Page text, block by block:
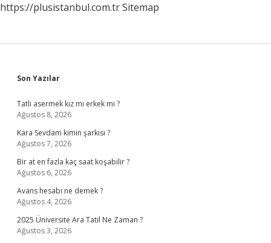
https://plusistanbul.com.trSitemap
Sidebar
Son Yazılar
Tatli asermek kız mı erkek mi ?
Ağustos 8, 2026
Kara Sevdam kimin şarkısı ?
Ağustos 7, 2026
Bir at en fazla kaç saat koşabilir ?
Ağustos 6, 2026
Avans hesabı ne demek ?
Ağustos 4, 2026
2025 Üniversite Ara Tatil Ne Zaman ?
Ağustos 3, 2026